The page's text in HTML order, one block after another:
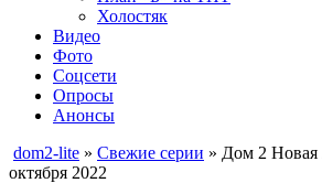
Холостяк
Видео
Фото
Соцсети
Опросы
Анонсы
dom2-lite » Свежие серии » Дом 2 Новая
октября 2022